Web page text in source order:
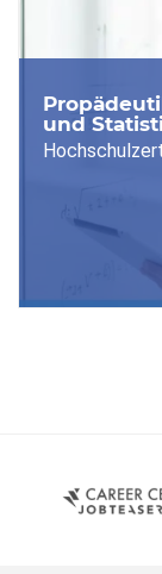
und